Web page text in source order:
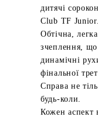
дитячі
Club TF Junior.
Обтічна,
зчеплення, що
динамічні
фінальної
Справа не
будь-коли.
Кожен аспект